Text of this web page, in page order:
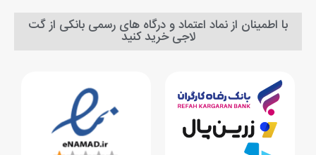
با اطمینان از نماد اعتماد و درگاه های رسمی بانکی از گت
لاجی خرید کنید